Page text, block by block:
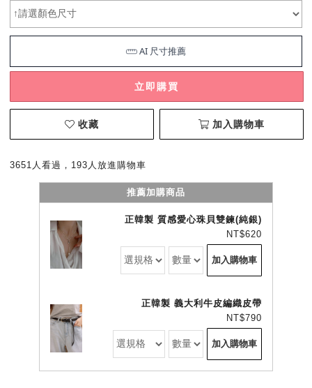
立即購買
收藏 加入購物車
3651人看過，193人放進購物車
推薦加購商品
正韓製 質感愛心珠貝雙鍊(純銀)
NT$620
加入購物車
正韓製 義大利牛皮編織皮帶
NT$790
加入購物車